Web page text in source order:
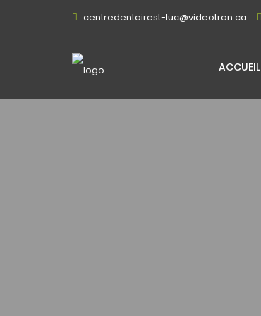
centredentairest-luc@videotron.ca
ACCUEIL